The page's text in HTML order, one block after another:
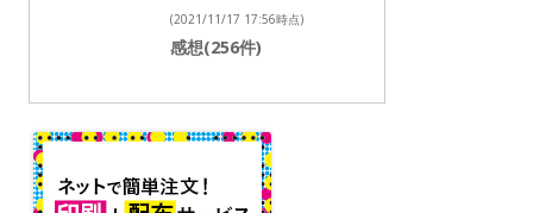
(2021/11/17 17:56時点)
感想(256件)